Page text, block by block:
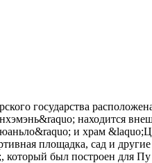
государства
находится
и храм
площадка, сад и
который был построен для